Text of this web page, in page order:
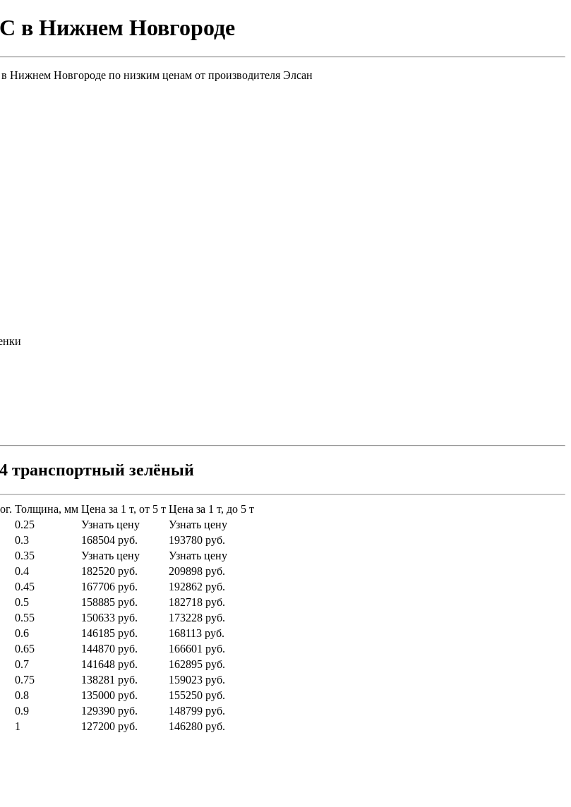
в Нижнем Новгороде
Нижнем Новгороде по низким ценам от производителя Элсан
транспортный зелёный
Толщина, мм Цена за 1 т, от 5 т Цена за 1 т, до 5 т
0.25 Узнать цену
Узнать цену
0.3 168504 руб.
193780 руб.
0.35 Узнать цену
Узнать цену
0.4 182520 руб.
209898 руб.
0.45 167706 руб.
192862 руб.
0.5 158885 руб.
182718 руб.
0.55 150633 руб.
173228 руб.
0.6 146185 руб.
168113 руб.
0.65 144870 руб.
166601 руб.
0.7 141648 руб.
162895 руб.
0.75 138281 руб.
159023 руб.
0.8 135000 руб.
155250 руб.
0.9 129390 руб.
148799 руб.
1 127200 руб. 146280 руб.